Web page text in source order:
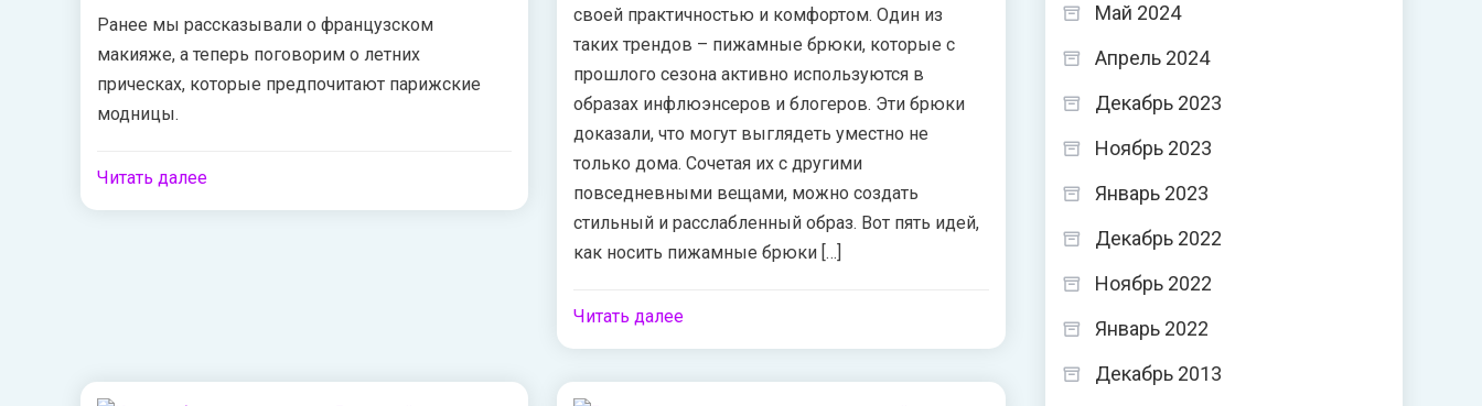
Ранее мы рассказывали о французском
макияже, а теперь поговорим о летних
прическах, которые предпочитают парижские
модницы.
Читать далее
своей практичностью и комфортом. Один из
таких трендов – пижамные брюки, которые с
прошлого сезона активно используются в
образах инфлюэнсеров и блогеров. Эти брюки
доказали, что могут выглядеть уместно не
только дома. Сочетая их с другими
повседневными вещами, можно создать
стильный и расслабленный образ. Вот пять идей,
как носить пижамные брюки […]
Читать далее
Май 2024
Апрель 2024
Декабрь 2023
Ноябрь 2023
Январь 2023
Декабрь 2022
Ноябрь 2022
Январь 2022
Декабрь 2013